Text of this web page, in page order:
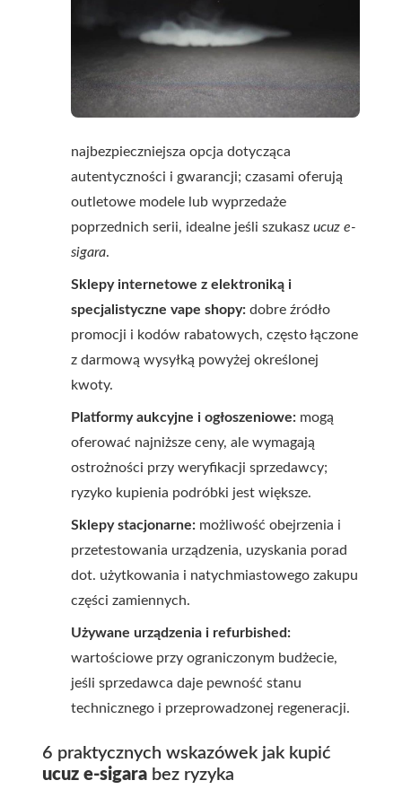
najbezpieczniejsza opcja dotycząca
autentyczności i gwarancji; czasami oferują
outletowe modele lub wyprzedaże
poprzednich serii, idealne jeśli szukasz ucuz e-
sigara.
Sklepy internetowe z elektroniką i
specjalistyczne vape shopy: dobre źródło
promocji i kodów rabatowych, często łączone
z darmową wysyłką powyżej określonej
kwoty.
Platformy aukcyjne i ogłoszeniowe: mogą
oferować najniższe ceny, ale wymagają
ostrożności przy weryfikacji sprzedawcy;
ryzyko kupienia podróbki jest większe.
Sklepy stacjonarne: możliwość obejrzenia i
przetestowania urządzenia, uzyskania porad
dot. użytkowania i natychmiastowego zakupu
części zamiennych.
Używane urządzenia i refurbished:
wartościowe przy ograniczonym budżecie,
jeśli sprzedawca daje pewność stanu
technicznego i przeprowadzonej regeneracji.
6 praktycznych wskazówek jak kupić
ucuz e-sigara bez ryzyka